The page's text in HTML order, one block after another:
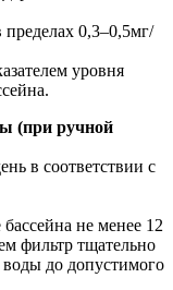
пределах 0,3–0,5мг/
уровня
(при ручной
в соответствии с
не менее 12
фильтр тщательно
до допустимого